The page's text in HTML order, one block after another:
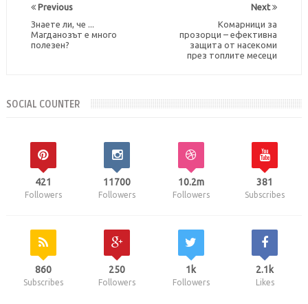
Next
Комарници за
прозорци – ефективна
защита от насекоми
през топлите месеци
Previous
Знаете ли, че ...
Магданозът е много
полезен?
SOCIAL COUNTER
421
Followers
11700
Followers
10.2m
Followers
381
Subscribes
860
Subscribes
250
Followers
1k
Followers
2.1k
Likes